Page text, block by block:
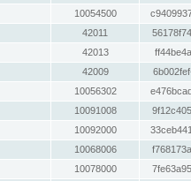
10054500
42011
42013
42009
10056302
10091008
10092000
10068006
10078000